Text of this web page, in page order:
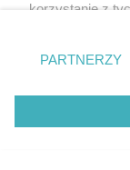
korzystanie z
zmienić/
znajdujący się
rodzaje
użytkownika,
przetwarzaniu.
PARTNERZY